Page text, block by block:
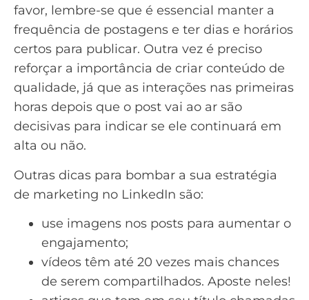
favor, lembre-se que é essencial manter a
frequência de postagens e ter dias e horários
certos para publicar. Outra vez é preciso
reforçar a importância de criar conteúdo de
qualidade, já que as interações nas primeiras
horas depois que o post vai ao ar são
decisivas para indicar se ele continuará em
alta ou não.
Outras dicas para bombar a sua estratégia
de marketing no LinkedIn são:
use imagens nos posts para aumentar o
engajamento;
vídeos têm até 20 vezes mais chances
de serem compartilhados. Aposte neles!